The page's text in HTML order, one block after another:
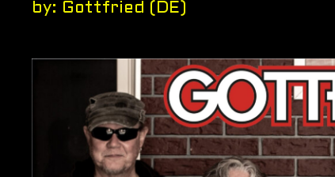
by: Gottfried (DE)